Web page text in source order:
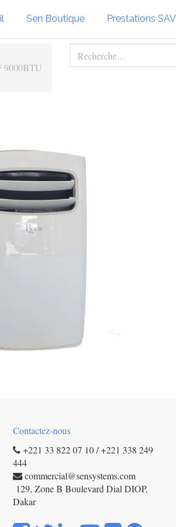
Sen Boutique Prestations SAV
9000BTU
Contactez-nous
+221 33 822 07 10 / +221 338 249
444
commercial@sensystems.com
129, Zone B Boulevard Dial DIOP,
Dakar